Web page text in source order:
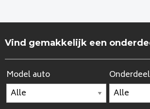
Vind gemakkelijk een
Model auto